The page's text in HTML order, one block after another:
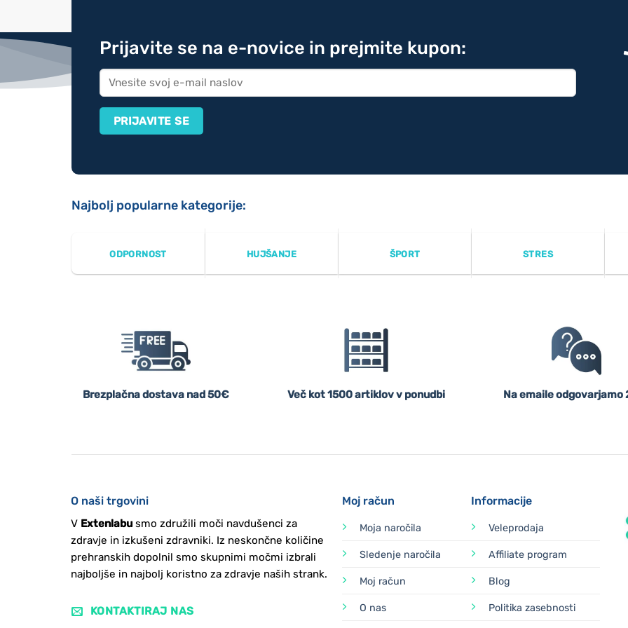
Prijavite se na e-novice in prejmite kupon:
Najbolj popularne kategorije:
ODPORNOST HUJŠANJE ŠPORT STRES
Brezplačna dostava nad 50€ Več kot 1500 artiklov v ponudbi Na emaile odgovarjamo
O naši trgovini
V Extenlabusmo združili moči navdušenci za
zdravje in izkušeni zdravniki. Iz neskončne količine
prehranskih dopolnil smo skupnimi močmi izbrali
najboljše in najbolj koristno za zdravje naših strank.
KONTAKTIRAJ NAS
Moj račun
Moja naročila
Sledenje naročila
Moj račun
O nas
Informacije
Veleprodaja
Affiliate program
Blog
Politika zasebnosti